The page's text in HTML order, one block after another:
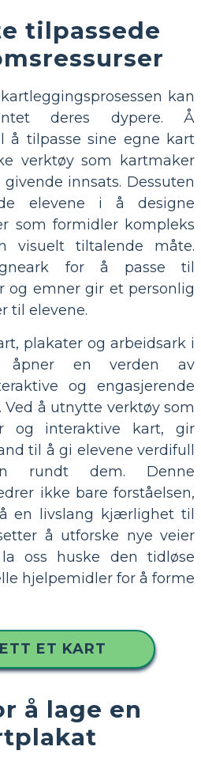
tilpassede
kan
deres dypere. Å
å tilpasse sine egne kart
verktøy som kartmaker
innsats. Dessuten
elevene i å designe
som formidler kompleks
visuelt tiltalende måte.
for å passe til
og emner gir et personlig
til elevene.
plakater og arbeidsark i
åpner en verden av
og engasjerende
å utnytte verktøy som
og interaktive kart, gir
til å gi elevene verdifull
rundt dem. Denne
ikke bare forståelsen,
en livslang kjærlighet til
å utforske nye veier
oss huske den tidløse
hjelpemidler for å forme
ET KART
å lage en